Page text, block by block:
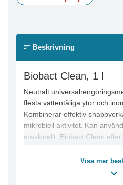
Beskrivning
Biobact Clean, 1 l
Neutralt
flesta vattentåliga ytor och
Kombinerar effektiv
mikrobiell aktivitet. Kan
maskinellt. Biobact Clean
elimineras i samband med
Ger en strålande ren och
Visa mer